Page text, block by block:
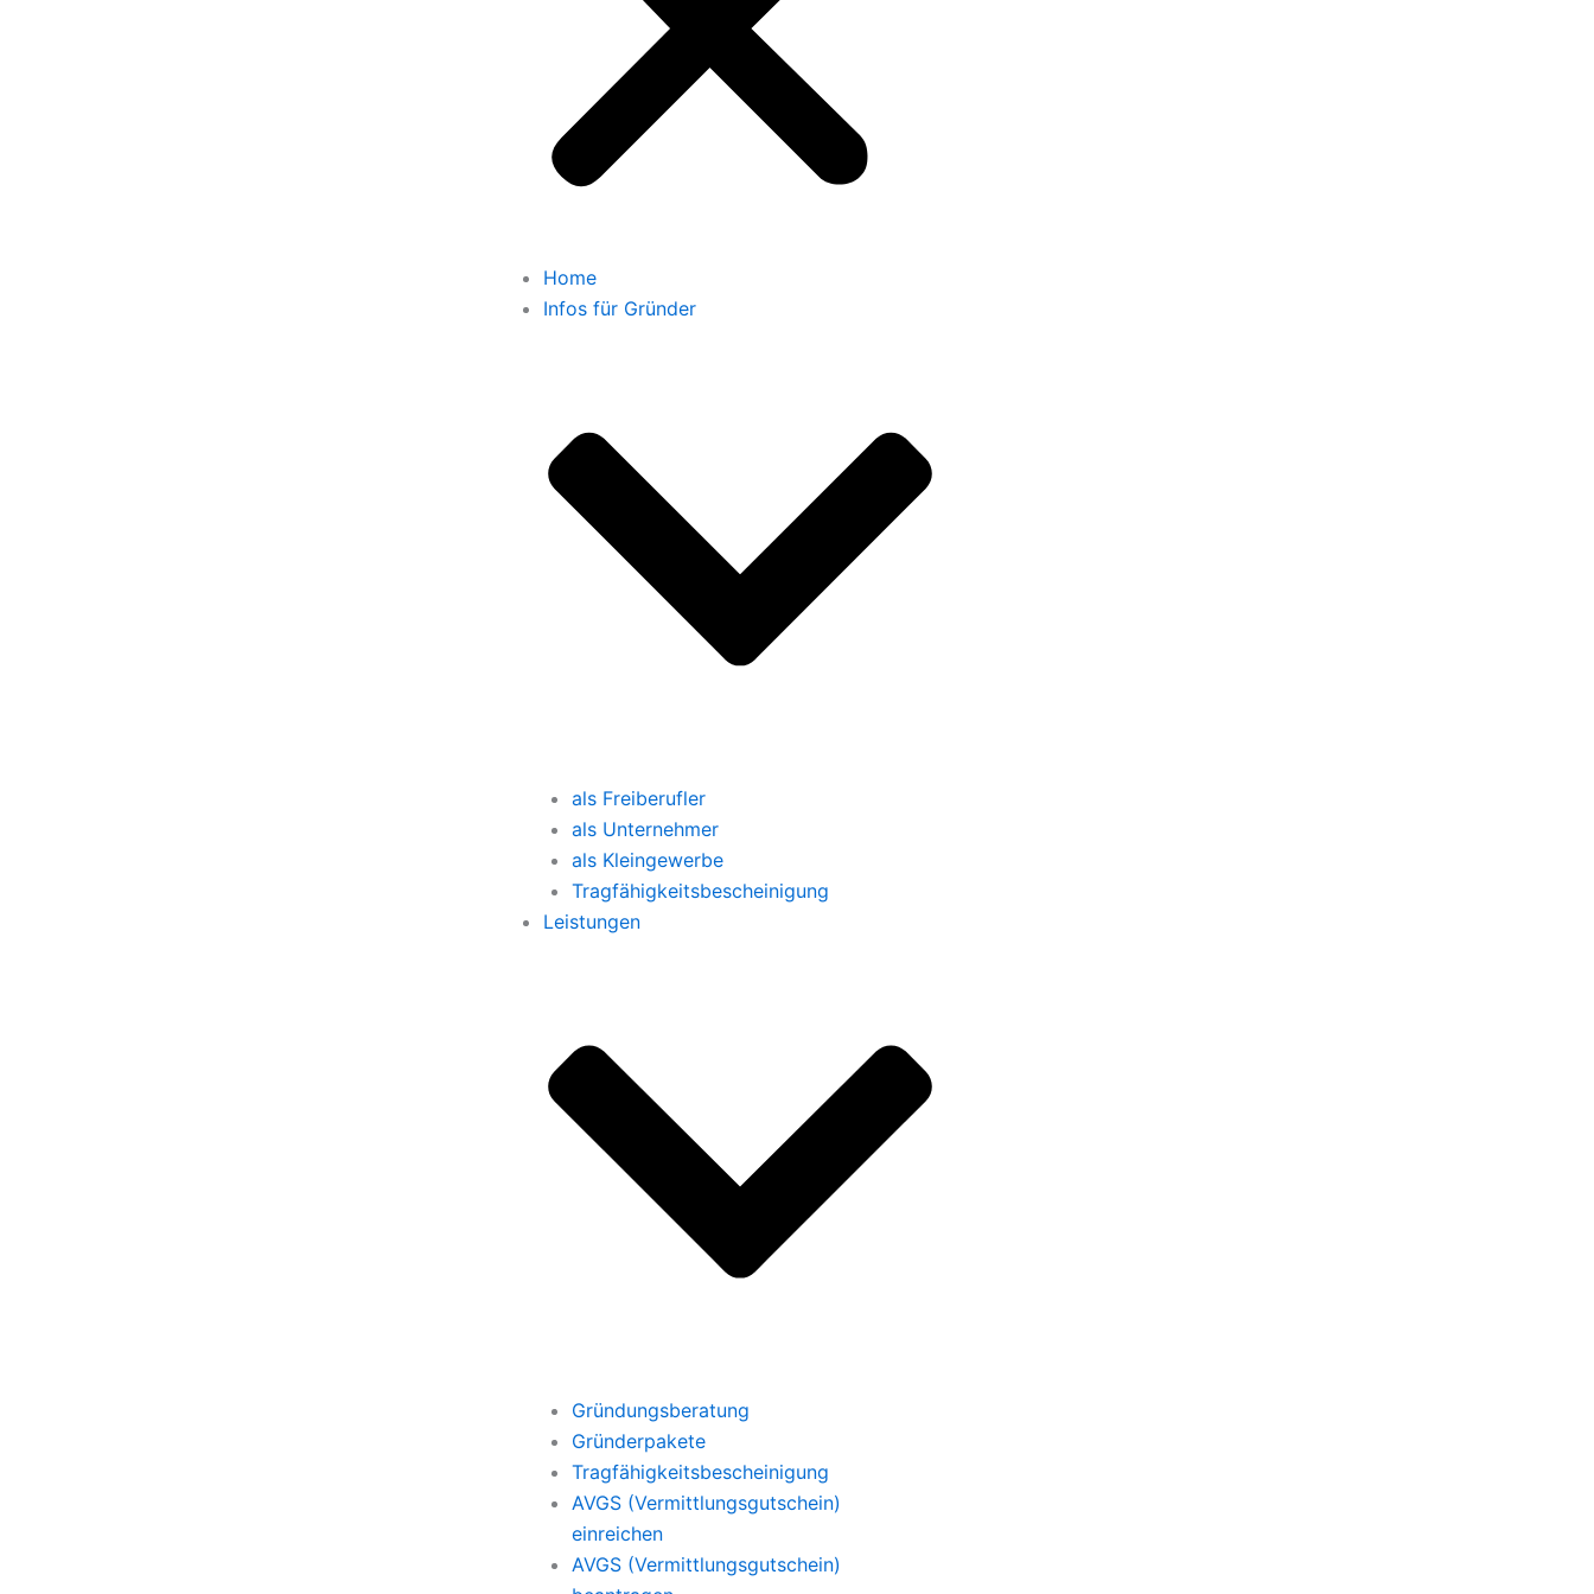
Home
Infos für Gründer
als Freiberufler
als Unternehmer
als Kleingewerbe
Tragfähigkeitsbescheinigung
Leistungen
Gründungsberatung
Gründerpakete
Tragfähigkeitsbescheinigung
AVGS (Vermittlungsgutschein)
einreichen
AVGS (Vermittlungsgutschein)